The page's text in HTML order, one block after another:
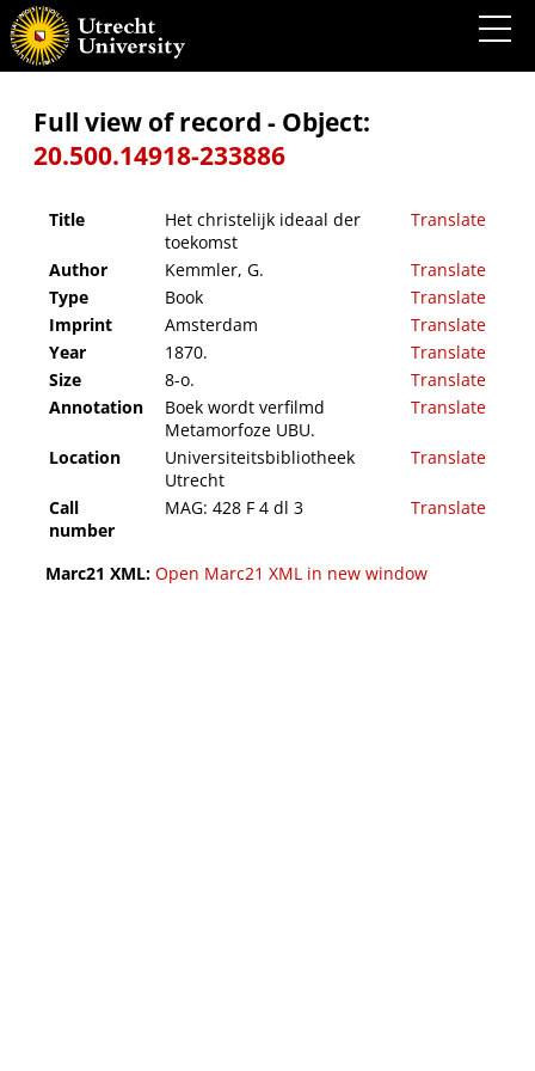
Het christelijk ideaal der toekomst
Full view of record - Object:
20.500.14918-233886
Title
Het christelijk ideaal der
toekomst
Translate
Author Kemmler, G.
Translate
Type
Book
Translate
Imprint
Amsterdam
Translate
Year
1870.
Translate
Size
8-o.
Translate
Annotation
Boek wordt verfilmd
Metamorfoze UBU.
Translate
Location
Universiteitsbibliotheek
Utrecht
Translate
Call
number
MAG: 428 F 4 dl 3 Translate
Marc21 XML: Open Marc21 XML in new window